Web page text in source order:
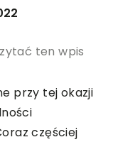
ten wpis
przy tej okazji
częściej